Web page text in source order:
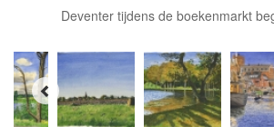
Deventer tijdens de boekenmarkt